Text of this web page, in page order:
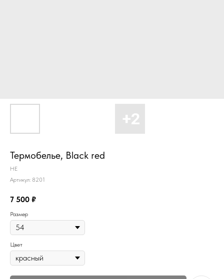
Термобелье, Black red
HE
Артикул: 8201
7 500 ₽
Размер
Цвет